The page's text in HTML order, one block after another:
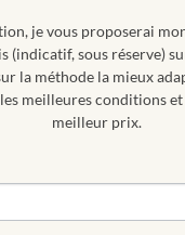
je vous proposerai
(indicatif, sous réserve)
la méthode la mieux
meilleures conditions
meilleur prix.